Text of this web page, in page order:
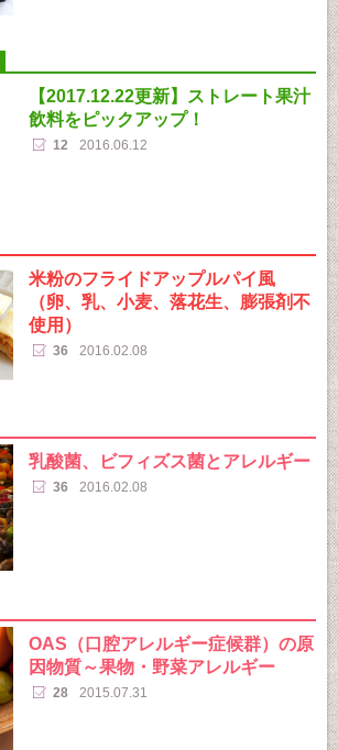
【2017.12.22更新】ストレート果汁
飲料をピックアップ！
12 2016.06.12
米粉のフライドアップルパイ風
（卵、乳、小麦、落花生、膨張剤不
使用）
36 2016.02.08
乳酸菌、ビフィズス菌とアレルギー
36 2016.02.08
OAS（口腔アレルギー症候群）の原
因物質～果物・野菜アレルギー
28 2015.07.31